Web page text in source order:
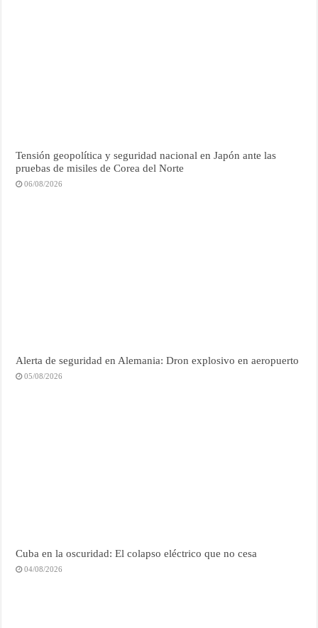
Tensión geopolítica y seguridad nacional en Japón ante las
pruebas de misiles de Corea del Norte
06/08/2026
Alerta de seguridad en Alemania: Dron explosivo en aeropuerto
05/08/2026
Cuba en la oscuridad: El colapso eléctrico que no cesa
04/08/2026